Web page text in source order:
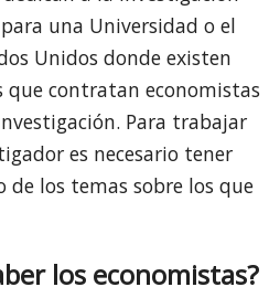
una Universidad o el
Unidos donde existen
que contratan economistas
Para trabajar
es necesario tener
los temas sobre los que
los economistas?